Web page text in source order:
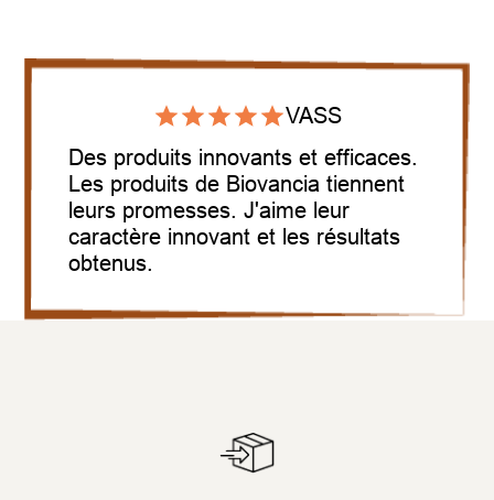
VASS
Des produits innovants et efficaces.
Les produits de Biovancia tiennent
leurs promesses. J'aime leur
caractère innovant et les résultats
obtenus.